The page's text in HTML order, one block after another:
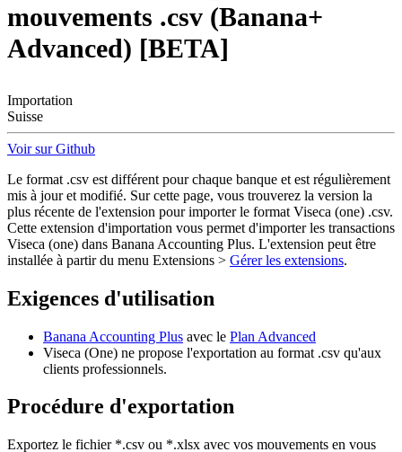
mouvements .csv (Banana+
Advanced) [BETA]
Importation
Suisse
Voir sur Github
Le format .csv est différent pour chaque banque et est régulièrement
mis à jour et modifié. Sur cette page, vous trouverez la version la
plus récente de l'extension pour importer le format Viseca (one) .csv.
Cette extension d'importation vous permet d'importer les transactions
Viseca (one) dans Banana Accounting Plus. L'extension peut être
installée à partir du menu Extensions > Gérer les extensions.
Exigences d'utilisation
Banana Accounting Plus avec le Plan Advanced
Viseca (One) ne propose l'exportation au format .csv qu'aux
clients professionnels.
Procédure d'exportation
Exportez le fichier *.csv ou *.xlsx avec vos mouvements en vous